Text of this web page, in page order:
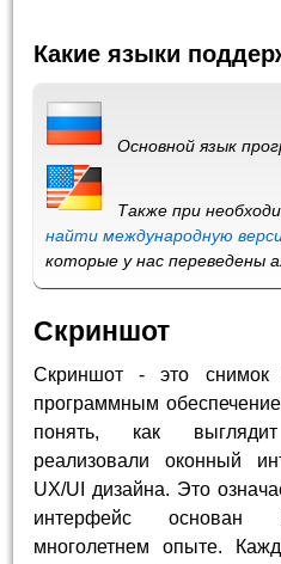
Какие языки
Основной язык
Также при
найти международную
которые у нас переведены
Скриншот
Скриншот - это снимок
программным
понять, как
реализовали оконный
UX/UI дизайна. Это
интерфейс основан
многолетнем опыте.